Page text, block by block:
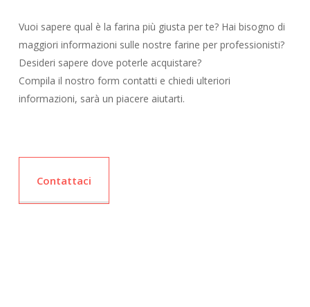
Vuoi sapere qual è la farina più giusta per te? Hai bisogno di
maggiori informazioni sulle nostre farine per professionisti?
Desideri sapere dove poterle acquistare?
Compila il nostro form contatti e chiedi ulteriori
informazioni, sarà un piacere aiutarti.
Contattaci